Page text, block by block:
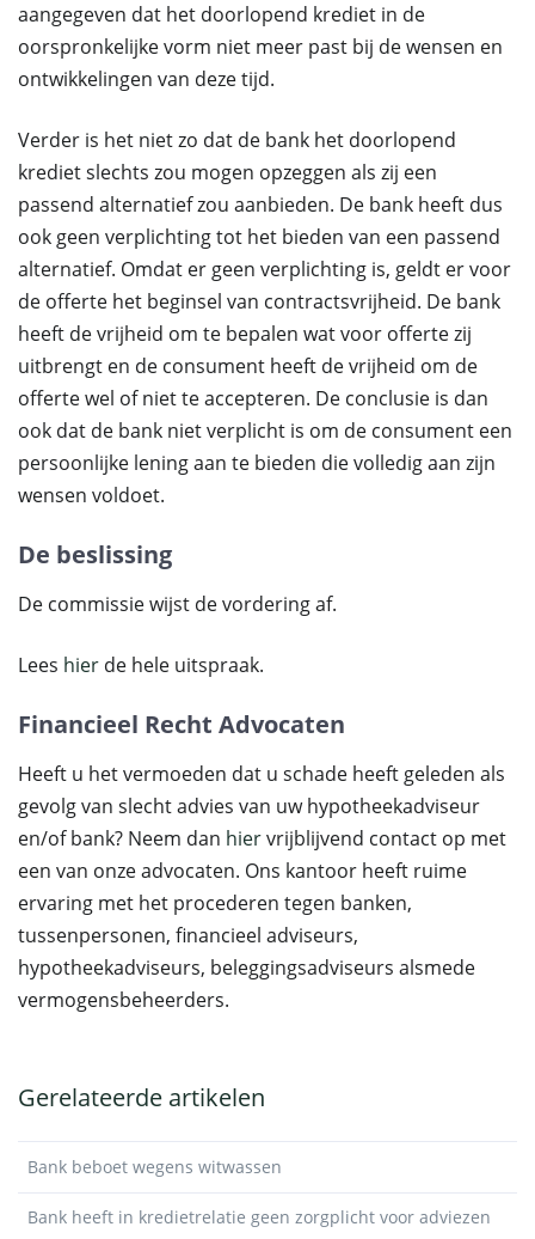
aangegeven dat het doorlopend krediet in de
oorspronkelijke vorm niet meer past bij de wensen en
ontwikkelingen van deze tijd.
Verder is het niet zo dat de bank het doorlopend
krediet slechts zou mogen opzeggen als zij een
passend alternatief zou aanbieden. De bank heeft dus
ook geen verplichting tot het bieden van een passend
alternatief. Omdat er geen verplichting is, geldt er voor
de offerte het beginsel van contractsvrijheid. De bank
heeft de vrijheid om te bepalen wat voor offerte zij
uitbrengt en de consument heeft de vrijheid om de
offerte wel of niet te accepteren. De conclusie is dan
ook dat de bank niet verplicht is om de consument een
persoonlijke lening aan te bieden die volledig aan zijn
wensen voldoet.
De beslissing
De commissie wijst de vordering af.
Lees hier de hele uitspraak.
Financieel Recht Advocaten
Heeft u het vermoeden dat u schade heeft geleden als
gevolg van slecht advies van uw hypotheekadviseur
en/of bank? Neem dan hiervrijblijvend contact op met
een van onze advocaten. Ons kantoor heeft ruime
ervaring met het procederen tegen banken,
tussenpersonen, financieel adviseurs,
hypotheekadviseurs, beleggingsadviseurs alsmede
vermogensbeheerders.
Gerelateerde artikelen
Bank beboet wegens witwassen
Bank heeft in kredietrelatie geen zorgplicht voor adviezen